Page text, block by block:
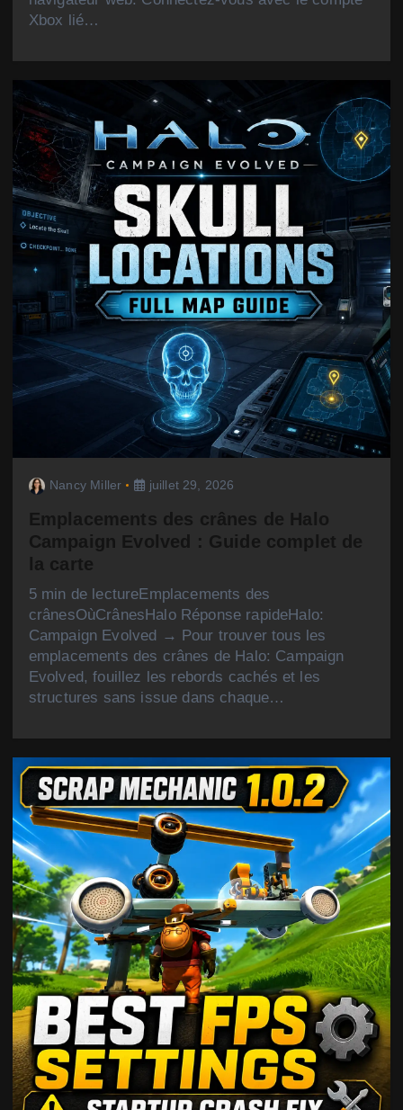
Xbox lié…
Nancy Miller juillet 29, 2026
Emplacements des crânes de Halo
Campaign Evolved : Guide complet de
la carte
5 min de lectureEmplacements des
crânesOùCrânesHalo Réponse rapideHalo:
Campaign Evolved → Pour trouver tous les
emplacements des crânes de Halo: Campaign
Evolved, fouillez les rebords cachés et les
structures sans issue dans chaque…